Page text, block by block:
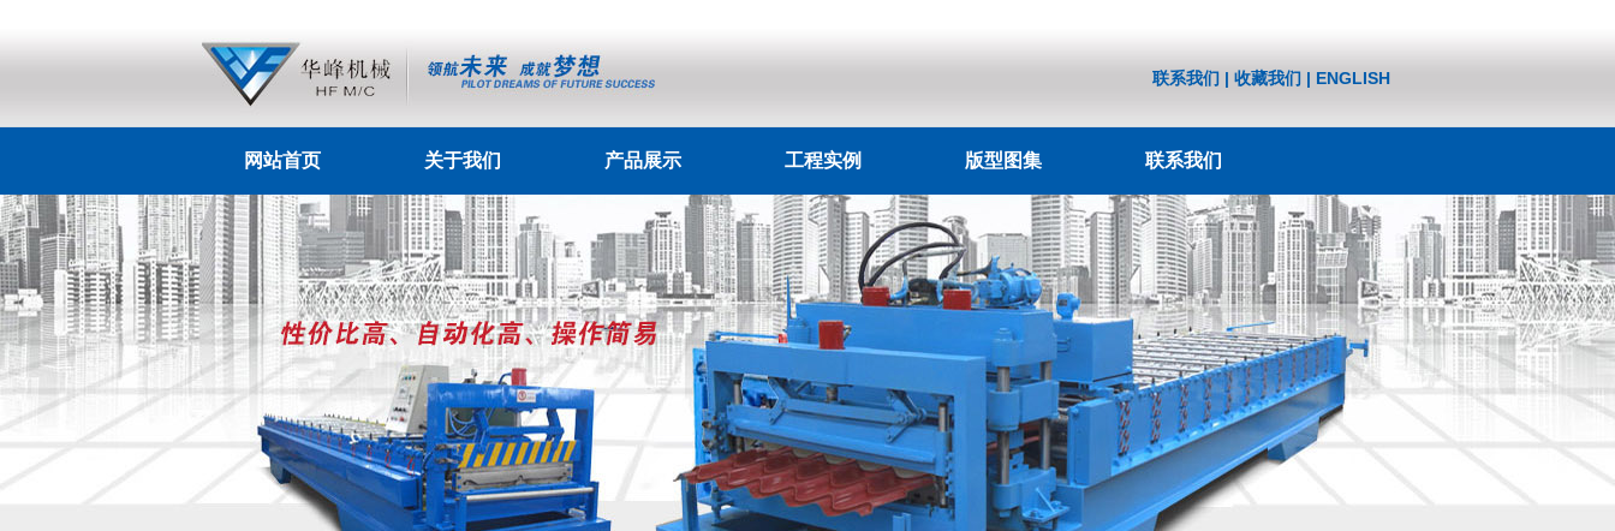
联系我们 | 收藏我们 | ENGLISH
网站首页 关于我们 产品展示 工程实例 版型图集 联系我们